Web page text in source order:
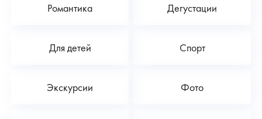
Романтика Дегустации
Для детей Спорт
Экскурсии Фото